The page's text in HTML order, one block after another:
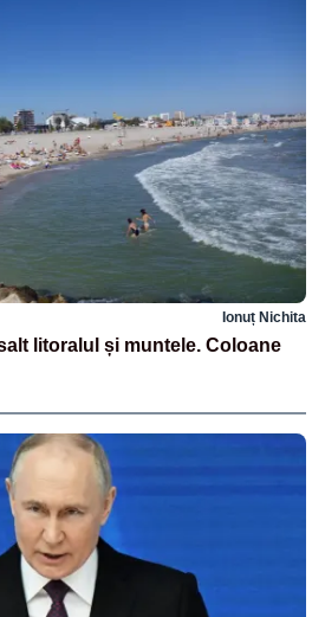
Ionuț Nichita
litoralul și muntele. Coloane